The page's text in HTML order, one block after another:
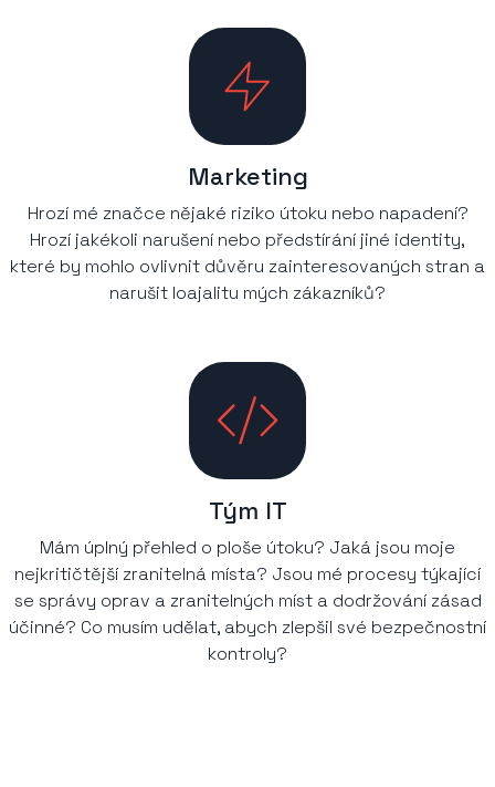
Marketing
Hrozí mé značce nějaké riziko útoku nebo napadení?
Hrozí jakékoli narušení nebo předstírání jiné identity,
které by mohlo ovlivnit důvěru zainteresovaných stran a
narušit loajalitu mých zákazníků?
Tým IT
Mám úplný přehled o ploše útoku? Jaká jsou moje
nejkritičtější zranitelná místa? Jsou mé procesy týkající
se správy oprav a zranitelných míst a dodržování zásad
účinné? Co musím udělat, abych zlepšil své bezpečnostní
kontroly?